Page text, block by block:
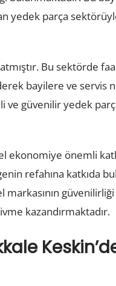
yedek parça
Bu sektörde
bayilere ve servis
ve güvenilir yedek
ekonomiye önemli
refahına katkıda
kazandırmaktadır.